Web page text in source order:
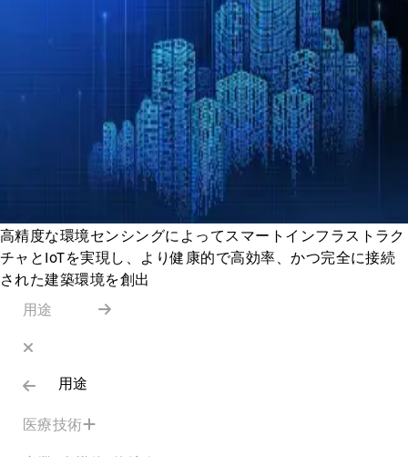
高精度な環境センシングによってスマートインフラストラク
チャとIoTを実現し、より健康的で高効率、かつ完全に接続
された建築環境を創出
用途
用途
医療技術